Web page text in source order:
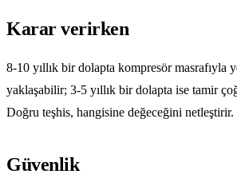
Karar verirken
8-10 yıllık bir dolapta kompresör masrafıyla
yaklaşabilir; 3-5 yıllık bir dolapta ise tamir
Doğru teşhis, hangisine değeceğini netleştirir.
Güvenlik